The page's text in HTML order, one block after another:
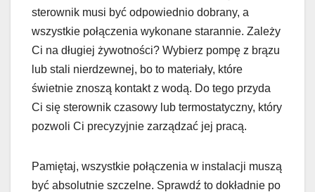
sterownik musi być odpowiednio dobrany, a
wszystkie połączenia wykonane starannie. Zależy
Ci na długiej żywotności? Wybierz pompę z brązu
lub stali nierdzewnej, bo to materiały, które
świetnie znoszą kontakt z wodą. Do tego przyda
Ci się sterownik czasowy lub termostatyczny, który
pozwoli Ci precyzyjnie zarządzać jej pracą.
Pamiętaj, wszystkie połączenia w instalacji muszą
być absolutnie szczelne. Sprawdź to dokładnie po